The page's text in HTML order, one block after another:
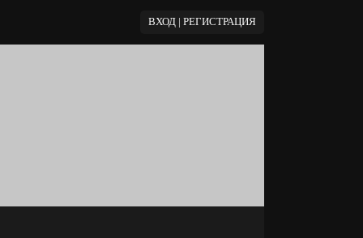
ВХОД | РЕГИСТРАЦИЯ